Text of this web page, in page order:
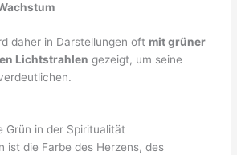
daher in Darstellungen oft mit grüner
Lichtstrahlen gezeigt, um seine
Grün in der Spiritualität
ist die Farbe des Herzens, des